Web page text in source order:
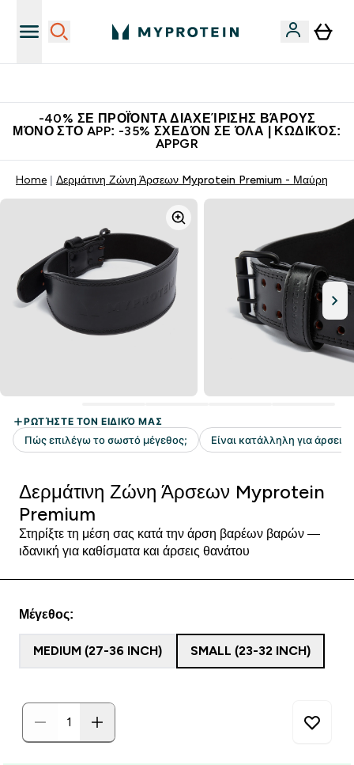
-40% ΣΕ ΠΡΟΪΌΝΤΑ ΔΙΑΧΕΊΡΙΣΗΣ ΒΆΡΟΥΣ
ΜΌΝΟ ΣΤΟ APP: -35% ΣΧΕΔΌΝ ΣΕ ΌΛΑ | ΚΩΔΙΚΌΣ:
APPGR
Home Δερμάτινη Ζώνη Άρσεων Myprotein Premium - Μαύρη
Δερμάτινη Ζώνη Άρσεων Myprotein
Premium
Στηρίξτε τη μέση σας κατά την άρση βαρέων βαρών —
ιδανική για καθίσματα και άρσεις θανάτου
Μέγεθος:
MEDIUM (27-36 INCH) SMALL (23-32 INCH)